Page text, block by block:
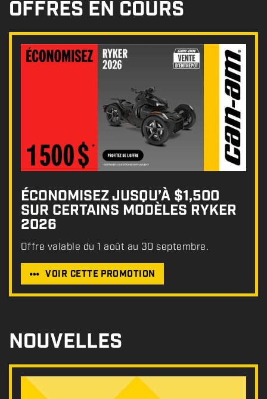
OFFRES EN COURS
ÉCONOMISEZ JUSQU’À $1,500
SUR CERTAINS MODÈLES RYKER
2026
Offre valable du 1 août au 30 septembre.
VOIR CETTE PROMOTION
NOUVELLES